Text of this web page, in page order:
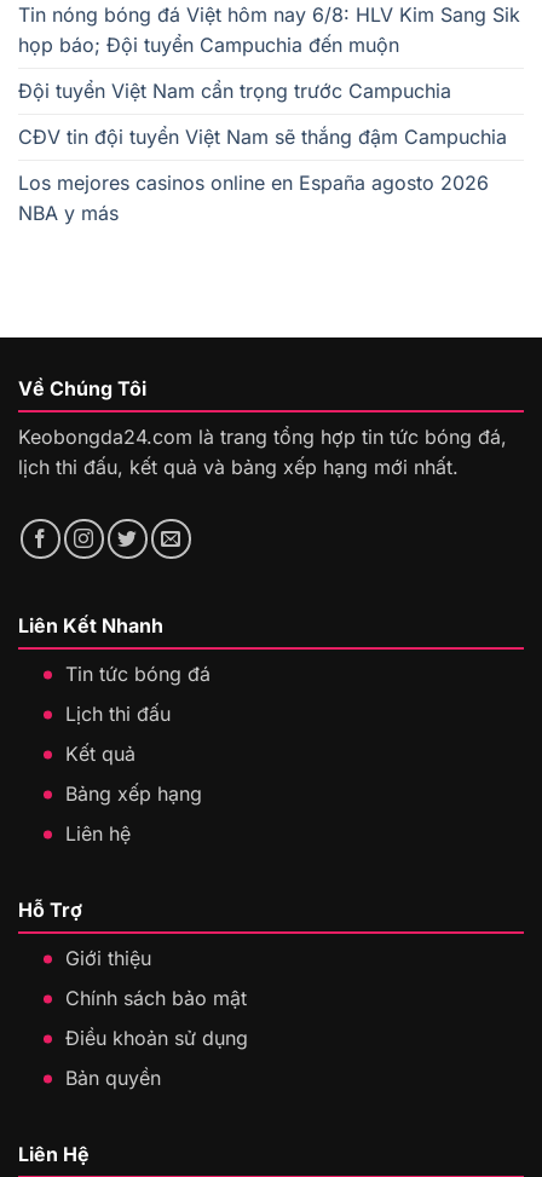
Tin nóng bóng đá Việt hôm nay 6/8: HLV Kim Sang Sik
họp báo; Đội tuyển Campuchia đến muộn
Đội tuyển Việt Nam cẩn trọng trước Campuchia
CĐV tin đội tuyển Việt Nam sẽ thắng đậm Campuchia
Los mejores casinos online en España agosto 2026
NBA y más
Về Chúng Tôi
Keobongda24.com là trang tổng hợp tin tức bóng đá,
lịch thi đấu, kết quả và bảng xếp hạng mới nhất.
Liên Kết Nhanh
Tin tức bóng đá
Lịch thi đấu
Kết quả
Bảng xếp hạng
Liên hệ
Hỗ Trợ
Giới thiệu
Chính sách bảo mật
Điều khoản sử dụng
Bản quyền
Liên Hệ